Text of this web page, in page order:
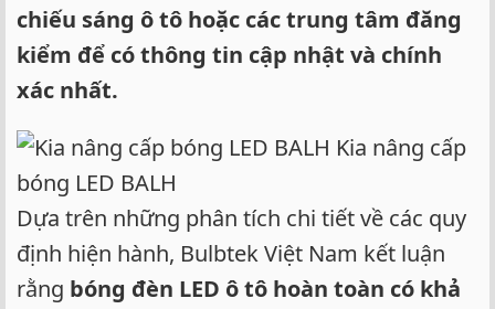
chiếu sáng ô tô hoặc các trung tâm đăng
kiểm để có thông tin cập nhật và chính
xác nhất.
Kia nâng cấp
bóng LED BALH
Dựa trên những phân tích chi tiết về các quy
định hiện hành, Bulbtek Việt Nam kết luận
rằng bóng đèn LED ô tô hoàn toàn có khả